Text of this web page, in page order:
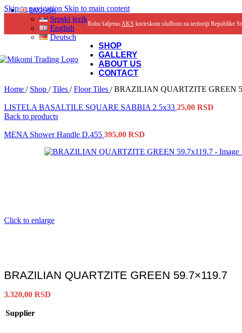
Skip to navigation Skip to main content
ENGLISH
Srpski jezik
English
Deutsch
Robu šaljemoAKS kurirskom službom na teritoriji Republike
SHOP
GALLERY
ABOUT US
CONTACT
Home / Shop / Tiles / Floor Tiles / BRAZILIAN QUARTZITE GREEN
LISTELA BASALTILE SQUARE SABBIA 2.5x33 25,00 RSD
Back to products
MENA Shower Handle D.455 395,00 RSD
Click to enlarge
BRAZILIAN QUARTZITE GREEN 59.7×119.7
3.320,00 RSD
Supplier